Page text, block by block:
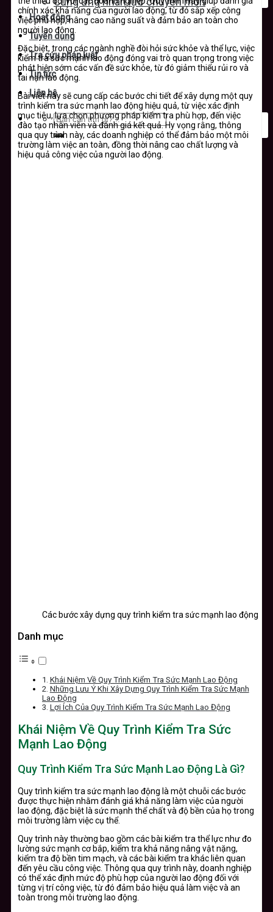
Hoạt động
Tuyển dụng
Tra cứu pháp luật
Tin tức
Liên hệ
chính xác khả năng của người lao động, từ đó sắp xếp công
việc phù hợp, nâng cao năng suất và đảm bảo an toàn cho
người lao động.
Đặc biệt, trong các ngành nghề đòi hỏi sức khỏe và thể lực, việc
kiểm tra sức mạnh lao động đóng vai trò quan trọng trong việc
phát hiện sớm các vấn đề sức khỏe, từ đó giảm thiểu rủi ro và
tai nạn lao động.
Bài viết này sẽ cung cấp các bước chi tiết để xây dựng một quy
trình kiểm tra sức mạnh lao động hiệu quả, từ việc xác định
mục tiêu, lựa chọn phương pháp kiểm tra phù hợp, đến việc
đào tạo nhân viên và đánh giá kết quả. Hy vọng rằng, thông
qua quy trình này, các doanh nghiệp có thể đảm bảo một môi
trường làm việc an toàn, đồng thời nâng cao chất lượng và
hiệu quả công việc của người lao động.
Các bước xây dựng quy trình kiểm tra sức mạnh lao động
Danh mục
Khái Niệm Về Quy Trình Kiểm Tra Sức Mạnh Lao Động
Những Lưu Ý Khi Xây Dựng Quy Trình Kiểm Tra Sức Mạnh
Lao Động
Lợi Ích Của Quy Trình Kiểm Tra Sức Mạnh Lao Động
Khái Niệm Về Quy Trình Kiểm Tra Sức
Mạnh Lao Động
Quy Trình Kiểm Tra Sức Mạnh Lao Động Là Gì?
Quy trình kiểm tra sức mạnh lao động là một chuỗi các bước
được thực hiện nhằm đánh giá khả năng làm việc của người
lao động, đặc biệt là sức mạnh thể chất và độ bền của họ trong
môi trường làm việc cụ thể.
Quy trình này thường bao gồm các bài kiểm tra thể lực như đo
lường sức mạnh cơ bắp, kiểm tra khả năng nâng vật nặng,
kiểm tra độ bền tim mạch, và các bài kiểm tra khác liên quan
đến yêu cầu công việc. Thông qua quy trình này, doanh nghiệp
có thể xác định mức độ phù hợp của người lao động đối với
từng vị trí công việc, từ đó đảm bảo hiệu quả làm việc và an
toàn trong môi trường lao động.